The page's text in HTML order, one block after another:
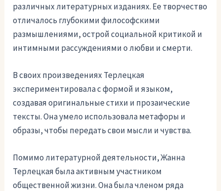
различных литературных изданиях. Ее творчество
отличалось глубокими философскими
размышлениями, острой социальной критикой и
интимными рассуждениями о любви и смерти.
В своих произведениях Терлецкая
экспериментировала с формой и языком,
создавая оригинальные стихи и прозаические
тексты. Она умело использовала метафоры и
образы, чтобы передать свои мысли и чувства.
Помимо литературной деятельности, Жанна
Терлецкая была активным участником
общественной жизни. Она была членом ряда